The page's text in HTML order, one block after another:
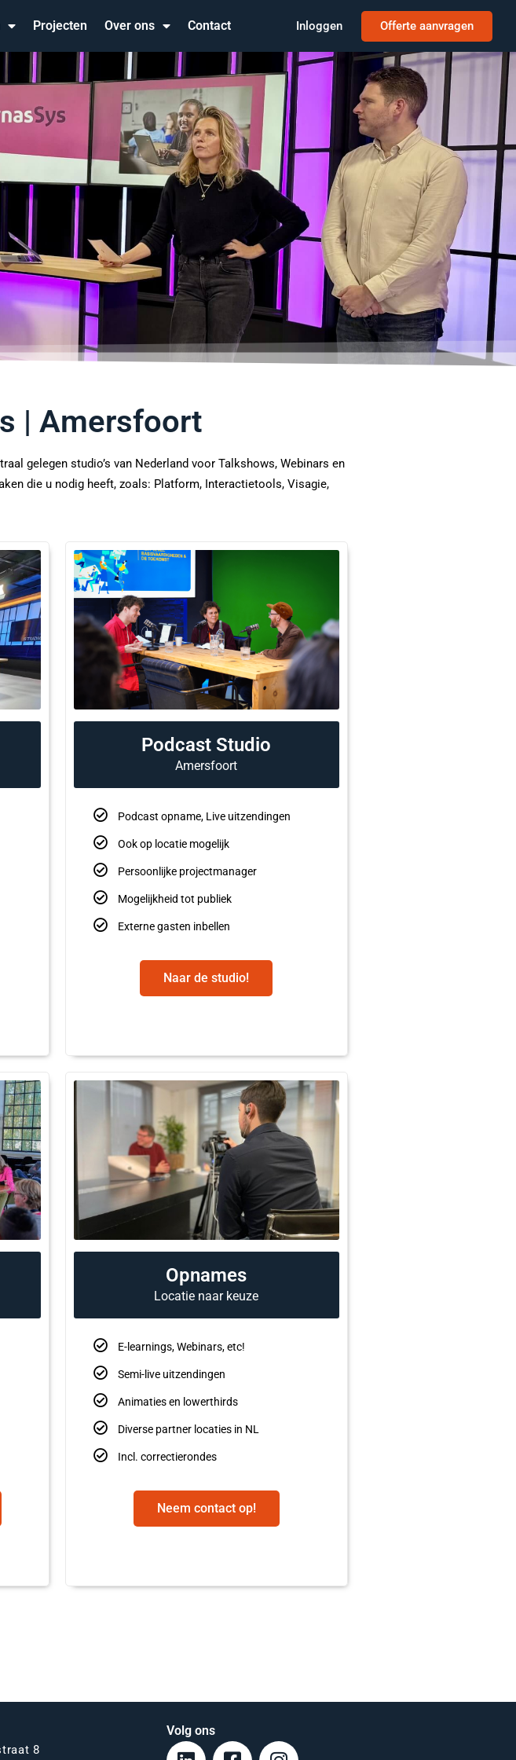
Projecten Over ons Contact Inloggen Offerte aanvragen
| Amersfoort
gelegen studio’s van Nederland voor Talkshows, Webinars en
die u nodig heeft, zoals: Platform, Interactietools, Visagie,
Podcast Studio
Amersfoort
Podcast opname, Live uitzendingen
Ook op locatie mogelijk
Persoonlijke projectmanager
Mogelijkheid tot publiek
Externe gasten inbellen
Naar de studio!
Opnames
Locatie naar keuze
E-learnings, Webinars, etc!
Semi-live uitzendingen
Animaties en lowerthirds
Diverse partner locaties in NL
Incl. correctierondes
Neem contact op!
8
Volg ons